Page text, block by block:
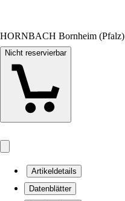
HORNBACH Bornheim (Pfalz)
Nicht reservierbar
Artikeldetails
Datenblätter